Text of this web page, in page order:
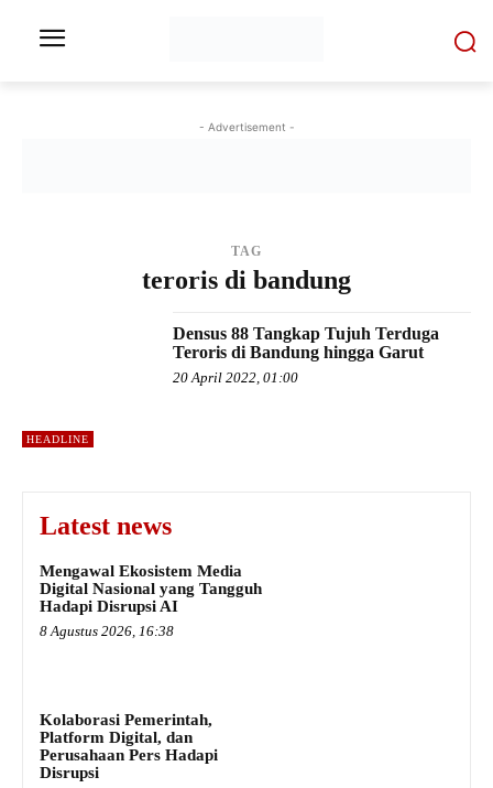
- Advertisement -
TAG
teroris di bandung
HEADLINE
Densus 88 Tangkap Tujuh Terduga
Teroris di Bandung hingga Garut
20 April 2022, 01:00
Latest news
Mengawal Ekosistem Media
Digital Nasional yang Tangguh
Hadapi Disrupsi AI
8 Agustus 2026, 16:38
Kolaborasi Pemerintah,
Platform Digital, dan
Perusahaan Pers Hadapi
Disrupsi